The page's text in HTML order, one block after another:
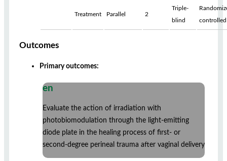
Treatment Parallel 2
Triple-
blind
controlled
Outcomes
Primary outcomes:
en
Evaluate the action of irradiation with
photobiomodulation through the light-emitting
diode plate in the healing process of first- or
second-degree perineal trauma after vaginal delivery